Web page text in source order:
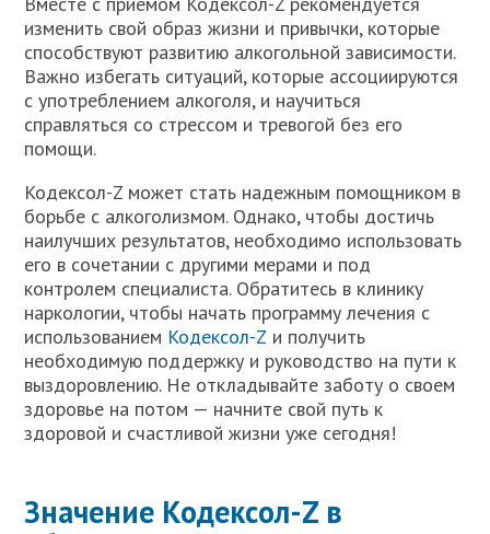
изменить свой образ жизни и привычки, которые
способствуют развитию алкогольной зависимости.
Важно избегать ситуаций, которые ассоциируются
с употреблением алкоголя, и научиться
справляться со стрессом и тревогой без его
помощи.
Кодексол-Z может стать надежным помощником в
борьбе с алкоголизмом. Однако, чтобы достичь
наилучших результатов, необходимо использовать
его в сочетании с другими мерами и под
контролем специалиста. Обратитесь в клинику
наркологии, чтобы начать программу лечения с
использованием Кодексол-Z и получить
необходимую поддержку и руководство на пути к
выздоровлению. Не откладывайте заботу о своем
здоровье на потом — начните свой путь к
здоровой и счастливой жизни уже сегодня!
Значение Кодексол-Z в